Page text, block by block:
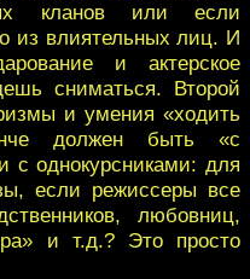
кланов или если
из влиятельных лиц. И
и актерское
сниматься. Второй
и умения «ходить
должен быть «с
с однокурсниками: для
если режиссеры все
любовниц,
и т.д.? Это просто